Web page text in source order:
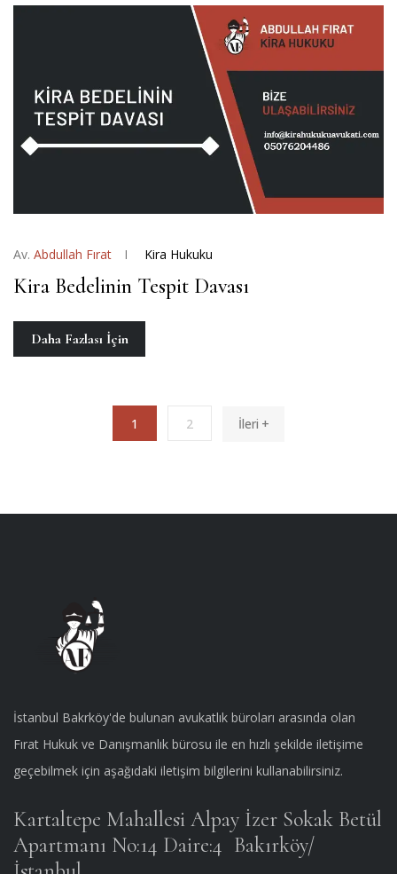
Av. Abdullah Fırat Kira Hukuku
Kira Bedelinin Tespit Davası
Daha Fazlası İçin
1 2 İleri
İstanbul Bakrköy'de bulunan avukatlık büroları arasında olan
Fırat Hukuk ve Danışmanlık bürosu ile en hızlı şekilde iletişime
geçebilmek için aşağıdaki iletişim bilgilerini kullanabilirsiniz.
Kartaltepe Mahallesi Alpay İzer Sokak Betül
Apartmanı No:14 Daire:4 Bakırköy/